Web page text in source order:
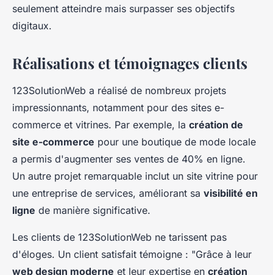
seulement atteindre mais surpasser ses objectifs
digitaux.
Réalisations et témoignages clients
123SolutionWeb a réalisé de nombreux projets
impressionnants, notamment pour des sites e-
commerce et vitrines. Par exemple, la création de
site e-commerce pour une boutique de mode locale
a permis d'augmenter ses ventes de 40% en ligne.
Un autre projet remarquable inclut un site vitrine pour
une entreprise de services, améliorant sa visibilité en
ligne de manière significative.
Les clients de 123SolutionWeb ne tarissent pas
d'éloges. Un client satisfait témoigne : "Grâce à leur
web design moderne et leur expertise en création